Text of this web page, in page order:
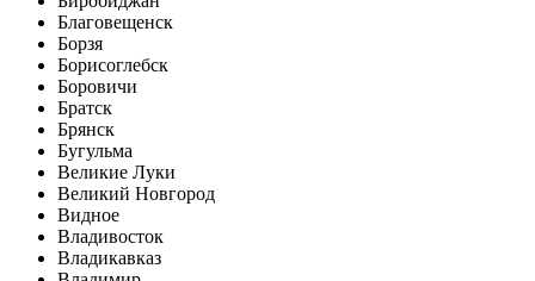
Благовещенск
Борзя
Борисоглебск
Боровичи
Братск
Брянск
Бугульма
Великие Луки
Великий Новгород
Видное
Владивосток
Владикавказ